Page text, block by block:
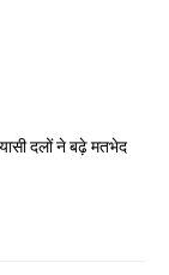
दलों ने बढ़े मतभेद